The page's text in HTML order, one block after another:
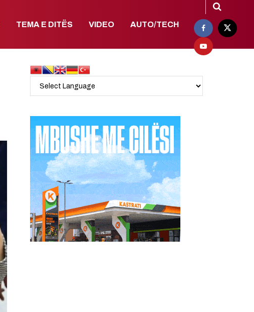
TEMA E DITËS VIDEO AUTO/TECH